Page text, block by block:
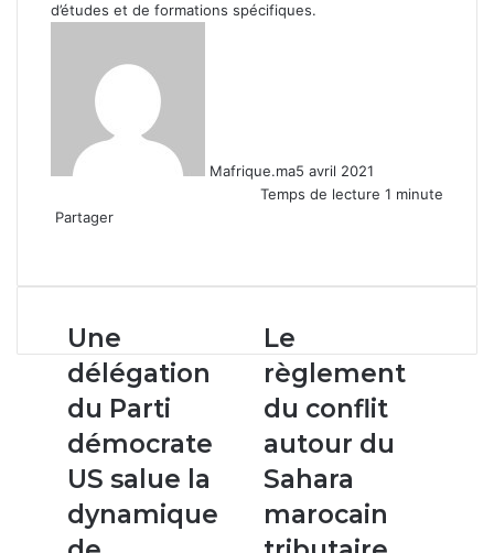
d’études et de formations spécifiques.
Mafrique.ma5 avril 2021
Temps de lecture 1 minute
Partager
email
Une
délégation
du
Parti
démocrate
US
salue
la
dynamique
de
Une
délégation
du Parti
démocrate
US salue la
dynamique
Le
règlement
du
conflit
autour
du
Sahara
marocain
tributaire
d’un
Le
règlement
du conflit
autour du
Sahara
marocain